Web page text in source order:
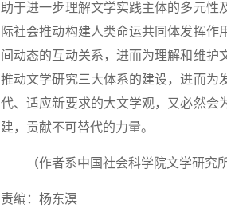
助于进一步理解文学实践主体的多元性
际社会推动构建人类命运共同体发挥作
间动态的互动关系，进而为理解和维护
推动文学研究三大体系的建设，进而为
代、适应新要求的大文学观，又必然会
建，贡献不可替代的力量。
（作者系中国社会科学院文学研究所
责编：杨东溟